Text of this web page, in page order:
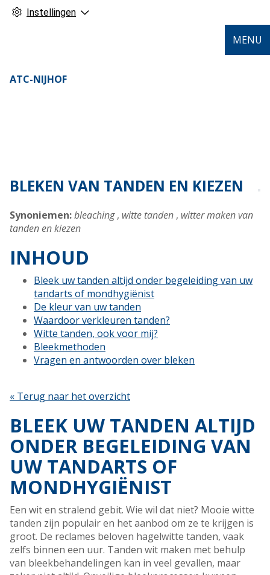
Instellingen
ATC-NIJHOF
MENU
BLEKEN VAN TANDEN EN KIEZEN
Synoniemen:bleaching, witte tanden , witter maken van
tanden en kiezen
INHOUD
Bleek uw tanden altijd onder begeleiding van uw
tandarts of mondhygiënist
De kleur van uw tanden
Waardoor verkleuren tanden?
Witte tanden, ook voor mij?
Bleekmethoden
Vragen en antwoorden over bleken
« Terug naar het overzicht
BLEEK UW TANDEN ALTIJD
ONDER BEGELEIDING VAN
UW TANDARTS OF
MONDHYGIËNIST
Een wit en stralend gebit. Wie wil dat niet? Mooie witte
tanden zijn populair en het aanbod om ze te krijgen is
groot. De reclames beloven hagelwitte tanden, vaak
zelfs binnen een uur. Tanden wit maken met behulp
van bleekbehandelingen kan in veel gevallen, maar